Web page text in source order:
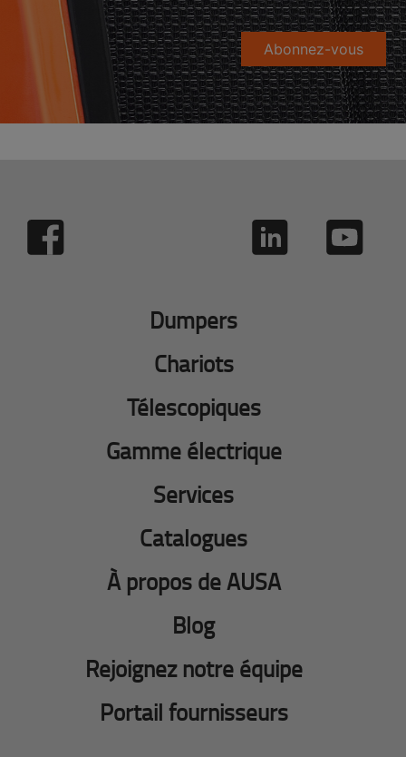
Abonnez-vous
Dumpers
Chariots
Télescopiques
Gamme électrique
Services
Catalogues
À propos de AUSA
Blog
Rejoignez notre équipe
Portail fournisseurs